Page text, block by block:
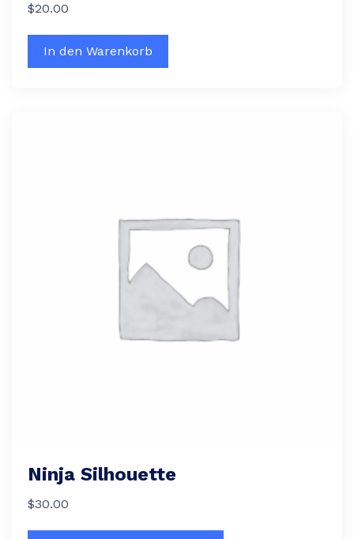
$20.00
In den Warenkorb
Ninja Silhouette
$30.00